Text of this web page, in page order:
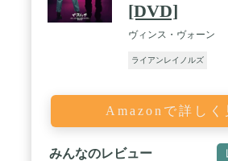
[DVD]
ヴィンス・ヴォーン
ライアンレイノルズ
Amazonで詳しく
みんなのレビュー